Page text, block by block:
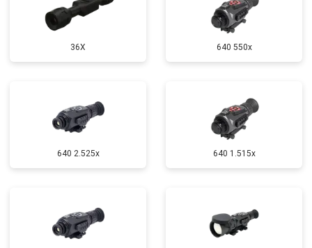
36X 640 550x
640 2.525x 640 1.515x